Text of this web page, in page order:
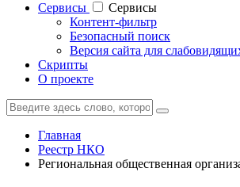
Cервисы
Cервисы
Контент-фильтр
Безопасный поиск
Версия сайта для
Скрипты
О проекте
Главная
Реестр НКО
Региональная общественная